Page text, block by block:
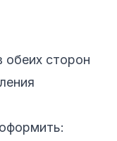
обеих сторон